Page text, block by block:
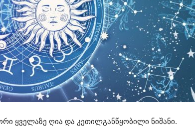
ყველაზე ღია და კეთილგანწყობილი ნიშანი.